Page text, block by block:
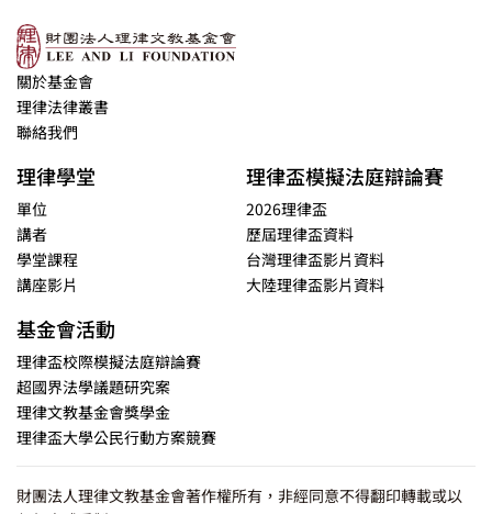
關於基金會
理律法律叢書
聯絡我們
理律學堂
單位
講者
學堂課程
講座影片
理律盃模擬法庭辯論賽
2026理律盃
歷屆理律盃資料
台灣理律盃影片資料
大陸理律盃影片資料
基金會活動
理律盃校際模擬法庭辯論賽
超國界法學議題研究案
理律文教基金會獎學金
理律盃大學公民行動方案競賽
財團法人理律文教基金會著作權所有，非經同意不得翻印轉載或以